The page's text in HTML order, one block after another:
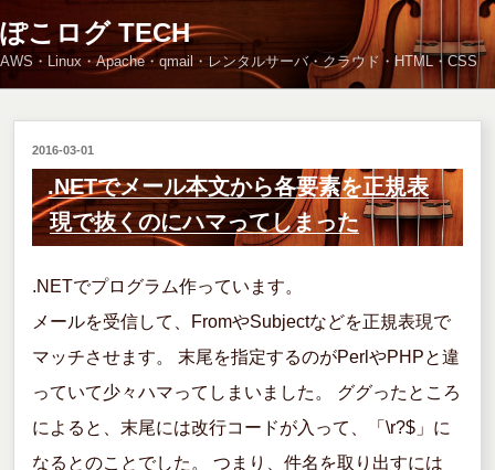
ン
テ
ン
ツ
ぽこログ TECH
AWS・Linux・Apache・qmail・レンタルサーバ・クラウド・HTML・CSS
投
日:
2016-03-01
.NETでメール本文から各要素を正規表
現で抜くのにハマってしまった
.NETでプログラム作っています。
メールを受信して、FromやSubjectなどを正規表現で
マッチさせます。 末尾を指定するのがPerlやPHPと違
っていて少々ハマってしまいました。 ググったところ
によると、末尾には改行コードが入って、「\r?$」に
なるとのことでした。 つまり、件名を取り出すには